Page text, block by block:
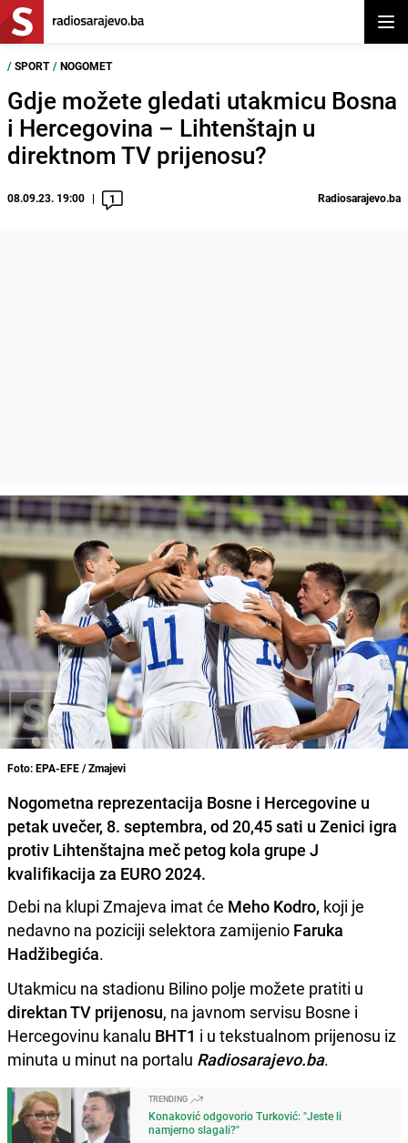
/ SPORT / NOGOMET
Gdje možete gledati utakmicu Bosna
i Hercegovina – Lihtenštajn u
direktnom TV prijenosu?
08.09.23. 19:00 1 Radiosarajevo.ba
Foto: EPA-EFE / Zmajevi
Nogometna reprezentacija Bosne i Hercegovine u
petak uvečer, 8. septembra, od 20,45 sati u Zenici igra
protiv Lihtenštajna meč petog kola grupe J
kvalifikacija za EURO 2024.
Debi na klupi Zmajeva imat će Meho Kodro, koji je
nedavno na poziciji selektora zamijenio Faruka
Hadžibegića.
Utakmicu na stadionu Bilino polje možete pratiti u
direktan TV prijenosu, na javnom servisu Bosne i
Hercegovinu kanalu BHT1 i u tekstualnom prijenosu iz
minuta u minut na portalu Radiosarajevo.ba.
TRENDING
Konaković odgovorio Turković: "Jeste li
namjerno slagali?"